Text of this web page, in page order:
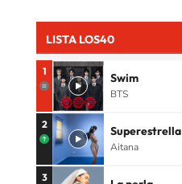
LISTA LOS40
1 Swim
BTS
2 Superestrella
Aitana
3